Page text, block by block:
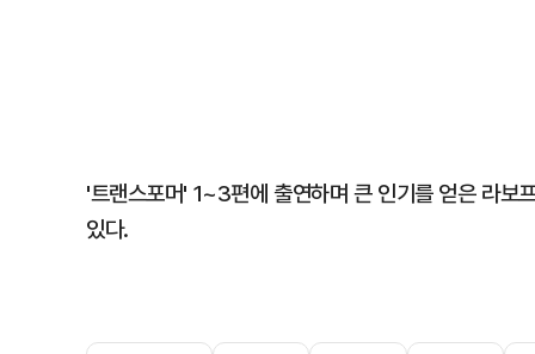
'트랜스포머' 1~3편에 출연하며 큰 인기를 얻은 라보
있다.